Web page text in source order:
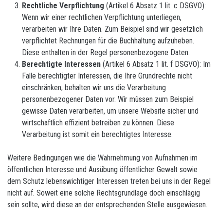
Rechtliche Verpflichtung (Artikel 6 Absatz 1 lit. c DSGVO):
Wenn wir einer rechtlichen Verpflichtung unterliegen,
verarbeiten wir Ihre Daten. Zum Beispiel sind wir gesetzlich
verpflichtet Rechnungen für die Buchhaltung aufzuheben.
Diese enthalten in der Regel personenbezogene Daten.
Berechtigte Interessen (Artikel 6 Absatz 1 lit. f DSGVO): Im
Falle berechtigter Interessen, die Ihre Grundrechte nicht
einschränken, behalten wir uns die Verarbeitung
personenbezogener Daten vor. Wir müssen zum Beispiel
gewisse Daten verarbeiten, um unsere Website sicher und
wirtschaftlich effizient betreiben zu können. Diese
Verarbeitung ist somit ein berechtigtes Interesse.
Weitere Bedingungen wie die Wahrnehmung von Aufnahmen im
öffentlichen Interesse und Ausübung öffentlicher Gewalt sowie
dem Schutz lebenswichtiger Interessen treten bei uns in der Regel
nicht auf. Soweit eine solche Rechtsgrundlage doch einschlägig
sein sollte, wird diese an der entsprechenden Stelle ausgewiesen.